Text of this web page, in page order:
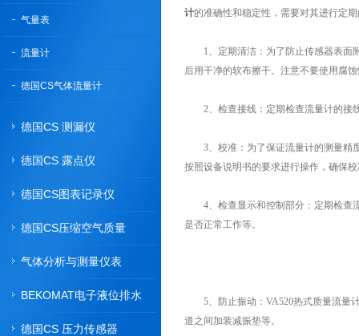
气量表
流量计
德国CS气体流量计
德国CS 测漏仪
德国CS 露点仪
德国CS图表记录仪
德国CS压缩空气质量
气体分析与测量仪表
BEKOMAT电子液位排水
德国CS 压力传感器
计的准确性和稳定性，需要对其进行定
1、定期清洁：为了防止传感器表面附
后用干净的软布擦干。注意不要使用腐
2、检查接线：定期检查流量计的接线
3、校准：为了保证流量计的测量精度
按照设备说明书的要求进行操作，确保
4、检查显示和控制部分：定期检查流
是否正常工作等。
5、防止振动：VA520热式质量流量计
道之间加装减振垫等。